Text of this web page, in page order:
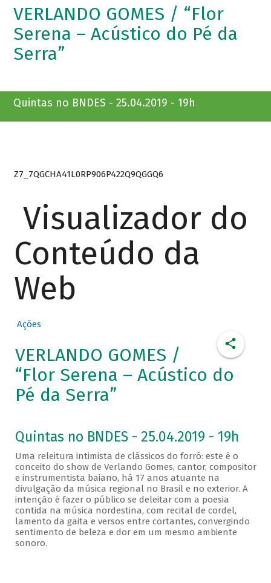
VERLANDO GOMES / “Flor
Serena – Acústico do Pé da
Serra”
Quintas no BNDES - 25.04.2019 - 19h
Z7_7QGCHA41L0RP906P422Q9QGGQ6
Visualizador do
Conteúdo da
Web
Ações
VERLANDO GOMES /
“Flor Serena – Acústico do
Pé da Serra”
Quintas no BNDES - 25.04.2019 - 19h
Uma releitura intimista de clássicos do forró: este é o
conceito do show de Verlando Gomes, cantor, compositor
e instrumentista baiano, há 17 anos atuante na
divulgação da música regional no Brasil e no exterior. A
intenção é fazer o público se deleitar com a poesia
contida na música nordestina, com recital de cordel,
lamento da gaita e versos entre cortantes, convergindo
sentimento de beleza e dor em um mesmo ambiente
sonoro.